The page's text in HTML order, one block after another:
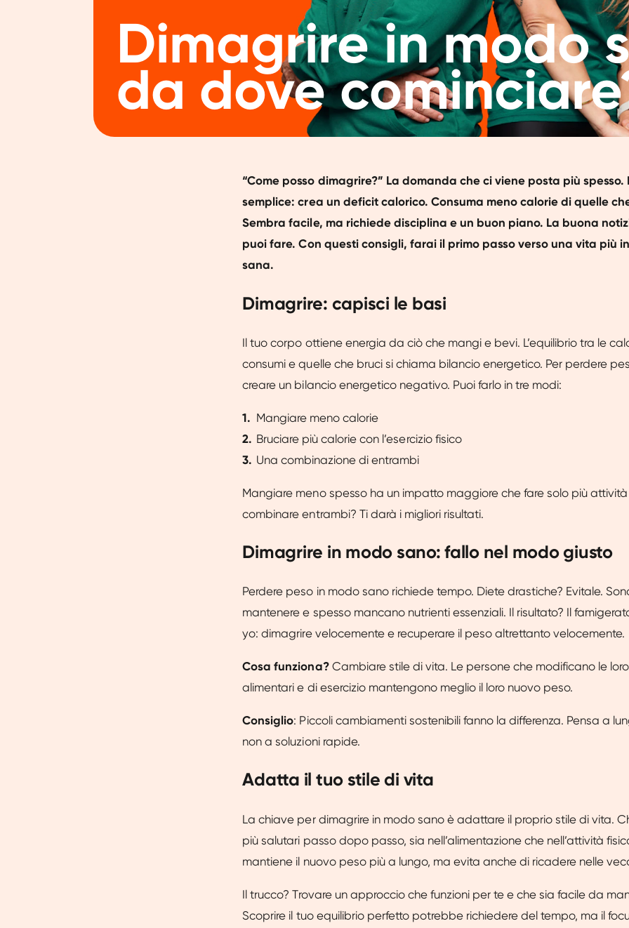
Dimagrire in modo
da dove
“Come posso dimagrire?” La domanda che ci viene posta più spesso.
semplice: crea un deficit calorico. Consuma meno calorie di quelle
Sembra facile, ma richiede disciplina e un buon piano. La buona
puoi fare. Con questi consigli, farai il primo passo verso una vita più
sana.
Dimagrire: capisci le basi
Il tuo corpo ottiene energia da ciò che mangi e bevi. L’equilibrio tra le
consumi e quelle che bruci si chiama bilancio energetico. Per perdere
creare un bilancio energetico negativo. Puoi farlo in tre modi:
Mangiare meno calorie
Bruciare più calorie con l’esercizio fisico
Una combinazione di entrambi
Mangiare meno spesso ha un impatto maggiore che fare solo più
combinare entrambi? Ti darà i migliori risultati.
Dimagrire in modo sano: fallo nel modo giusto
Perdere peso in modo sano richiede tempo. Diete drastiche? Evitale.
mantenere e spesso mancano nutrienti essenziali. Il risultato? Il
yo: dimagrire velocemente e recuperare il peso altrettanto velocemente.
Cosa funziona?Cambiare stile di vita. Le persone che modificano le
alimentari e di esercizio mantengono meglio il loro nuovo peso.
Consiglio: Piccoli cambiamenti sostenibili fanno la differenza. Pensa a
non a soluzioni rapide.
Adatta il tuo stile di vita
La chiave per dimagrire in modo sano è adattare il proprio stile di vita.
più salutari passo dopo passo, sia nell’alimentazione che nell’attività
mantiene il nuovo peso più a lungo, ma evita anche di ricadere nelle
Il trucco? Trovare un approccio che funzioni per te e che sia facile da
Scoprire il tuo equilibrio perfetto potrebbe richiedere del tempo, ma il